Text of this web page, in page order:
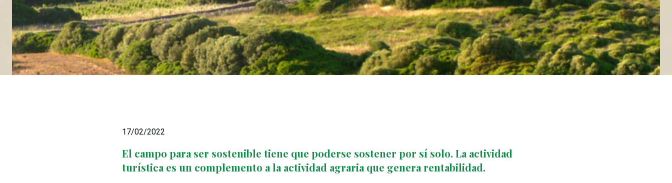
17/02/2022
El campo para ser sostenible tiene que poderse sostener por sí solo. La actividad
turística es un complemento a la actividad agraria que genera rentabilidad.